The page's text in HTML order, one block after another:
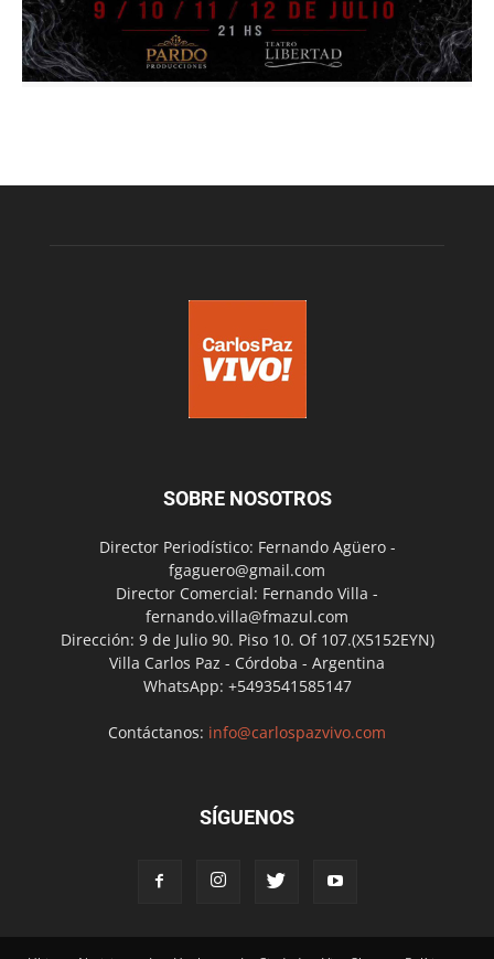
SOBRE NOSOTROS
Director Periodístico: Fernando Agüero -
fgaguero@gmail.com
Director Comercial: Fernando Villa -
fernando.villa@fmazul.com
Dirección: 9 de Julio 90. Piso 10. Of 107.(X5152EYN)
Villa Carlos Paz - Córdoba - Argentina
WhatsApp: +5493541585147
Contáctanos: info@carlospazvivo.com
SÍGUENOS